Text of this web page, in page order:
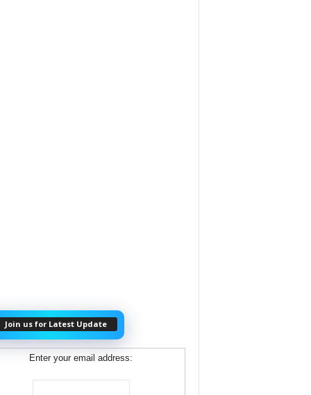
Join us for Latest Update
Enter your email address: